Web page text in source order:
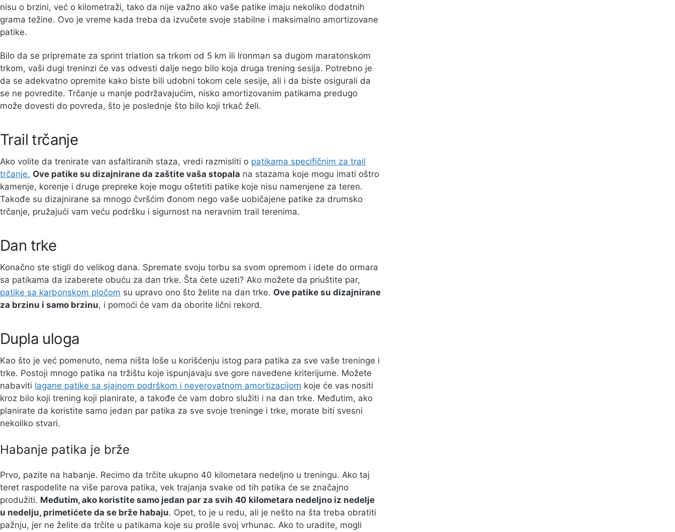
nisu o brzini, već o kilometraži, tako da nije važno ako vaše patike imaju nekoliko dodatnih
grama težine. Ovo je vreme kada treba da izvučete svoje stabilne i maksimalno amortizovane
patike.
Bilo da se pripremate za sprint triatlon sa trkom od 5 km ili Ironman sa dugom maratonskom
trkom, vaši dugi treninzi će vas odvesti dalje nego bilo koja druga trening sesija. Potrebno je
da se adekvatno opremite kako biste bili udobni tokom cele sesije, ali i da biste osigurali da
se ne povredite. Trčanje u manje podržavajućim, nisko amortizovanim patikama predugo
može dovesti do povreda, što je poslednje što bilo koji trkač želi.
Trail trčanje
Ako volite da trenirate van asfaltiranih staza, vredi razmisliti o patikama specifičnim za trail
trčanje. Ove patike su dizajnirane da zaštite vaša stopala na stazama koje mogu imati oštro
kamenje, korenje i druge prepreke koje mogu oštetiti patike koje nisu namenjene za teren.
Takođe su dizajnirane sa mnogo čvršćim đonom nego vaše uobičajene patike za drumsko
trčanje, pružajući vam veću podršku i sigurnost na neravnim trail terenima.
Dan trke
Konačno ste stigli do velikog dana. Spremate svoju torbu sa svom opremom i idete do ormara
sa patikama da izaberete obuću za dan trke. Šta ćete uzeti? Ako možete da priuštite par,
patike sa karbonskom pločom su upravo ono što želite na dan trke. Ove patike su dizajnirane
za brzinu i samo brzinu, i pomoći će vam da oborite lični rekord.
Dupla uloga
Kao što je već pomenuto, nema ništa loše u korišćenju istog para patika za sve vaše treninge i
trke. Postoji mnogo patika na tržištu koje ispunjavaju sve gore navedene kriterijume. Možete
nabaviti lagane patike sa sjajnom podrškom i neverovatnom amortizacijom koje će vas nositi
kroz bilo koji trening koji planirate, a takođe će vam dobro služiti i na dan trke. Međutim, ako
planirate da koristite samo jedan par patika za sve svoje treninge i trke, morate biti svesni
nekoliko stvari.
Habanje patika je brže
Prvo, pazite na habanje. Recimo da trčite ukupno 40 kilometara nedeljno u treningu. Ako taj
teret raspodelite na više parova patika, vek trajanja svake od tih patika će se značajno
produžiti. Međutim, ako koristite samo jedan par za svih 40 kilometara nedeljno iz nedelje
u nedelju, primetićete da se brže habaju. Opet, to je u redu, ali je nešto na šta treba obratiti
pažnju, jer ne želite da trčite u patikama koje su prošle svoj vrhunac. Ako to uradite, mogli